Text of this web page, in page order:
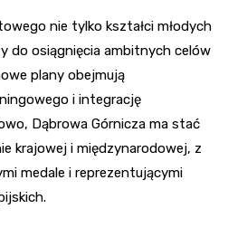
nie tylko kształci młodych
do osiągnięcia ambitnych celów
plany obejmują
i integrację
Dąbrowa Górnicza ma stać
krajowej i międzynarodowej, z
medale i reprezentującymi